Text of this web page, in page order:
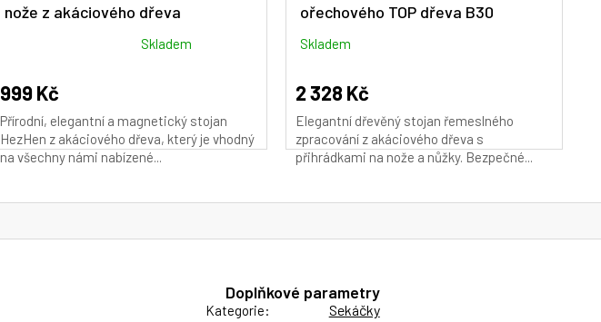
nože z akáciového dřeva
produktu
je
4,9
z
5
Skladem
999 Kč
Přírodní, elegantní a magnetický stojan
HezHen z akáciového dřeva, který je vhodný
na všechny námi nabízené...
ořechového TOP dřeva B30
Skladem
2 328 Kč
Elegantní dřevěný stojan řemeslného
zpracování z akáciového dřeva s
přihrádkami na nože a nůžky. Bezpečné...
Doplňkové parametry
Kategorie: Sekáčky